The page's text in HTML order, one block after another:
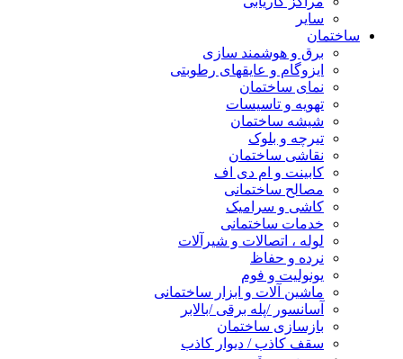
سایر
ساختمان
برق و هوشمند سازی
ایزوگام و عایقهای رطوبتی
نمای ساختمان
تهویه و تاسیسات
شیشه ساختمان
تیرچه و بلوک
نقاشی ساختمان
کابینت و ام دی اف
مصالح ساختمانی
کاشی و سرامیک
خدمات ساختمانی
لوله ، اتصالات و شیرآلات
نرده و حفاظ
یونولیت و فوم
ماشین آلات و ابزار ساختمانی
آسانسور /پله برقی /بالابر
بازسازی ساختمان
سقف کاذب / دیوار کاذب